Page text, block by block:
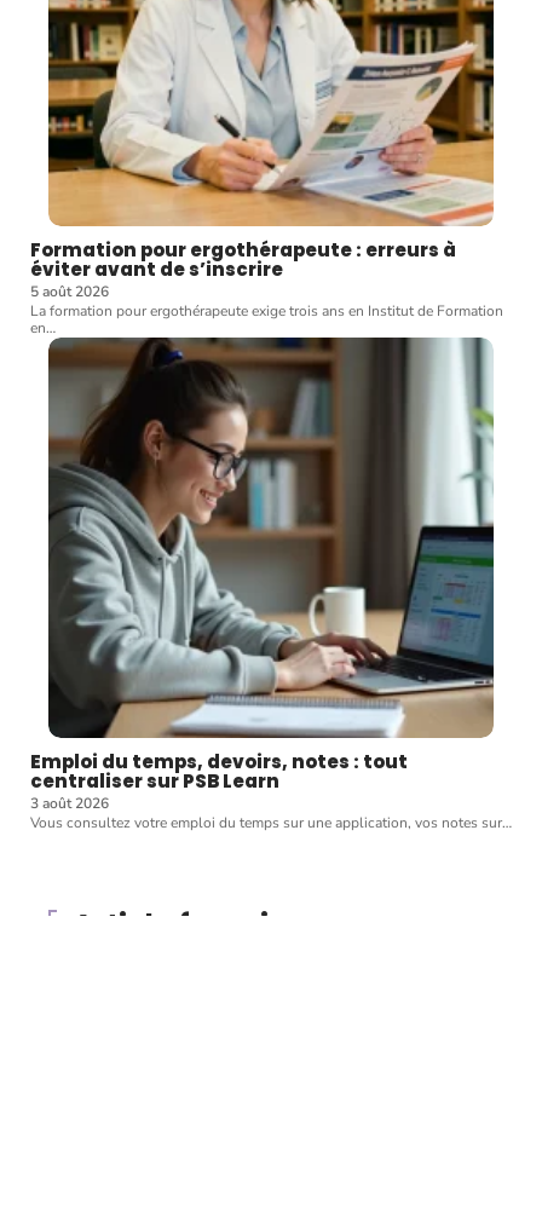
Formation pour ergothérapeute : erreurs à
éviter avant de s’inscrire
5 août 2026
La formation pour ergothérapeute exige trois ans en Institut de Formation
en…
Emploi du temps, devoirs, notes : tout
centraliser sur PSB Learn
3 août 2026
Vous consultez votre emploi du temps sur une application, vos notes sur…
Article favori